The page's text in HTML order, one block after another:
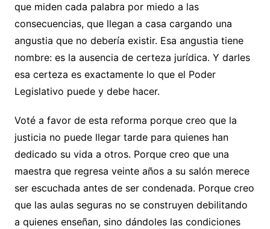
que miden cada palabra por miedo a las
consecuencias, que llegan a casa cargando una
angustia que no debería existir. Esa angustia tiene
nombre: es la ausencia de certeza jurídica. Y darles
esa certeza es exactamente lo que el Poder
Legislativo puede y debe hacer.
Voté a favor de esta reforma porque creo que la
justicia no puede llegar tarde para quienes han
dedicado su vida a otros. Porque creo que una
maestra que regresa veinte años a su salón merece
ser escuchada antes de ser condenada. Porque creo
que las aulas seguras no se construyen debilitando
a quienes enseñan, sino dándoles las condiciones